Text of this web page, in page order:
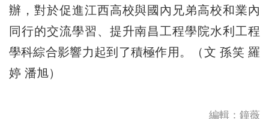
辦，對於促進江西高校與國內兄弟高校和業內
同行的交流學習、提升南昌工程學院水利工程
學科綜合影響力起到了積極作用。（文 孫笑 羅
婷 潘旭）
編輯：鐘薇